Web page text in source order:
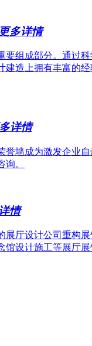
更多详情
组成部分。通过
造上拥有丰富
详情
墙成为激发企业
。
情
厅设计公司重构
设计施工等展厅展